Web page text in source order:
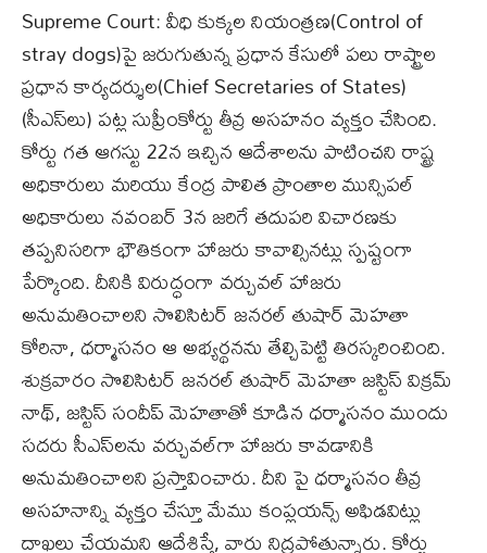
Supreme Court: వీధి కుక్కల నియంత్రణ(Control of
stray dogs)పై జరుగుతున్న ప్రధాన కేసులో పలు రాష్ట్రాల
ప్రధాన కార్యదర్శుల(Chief Secretaries of States)
(సీఎస్‌లు) పట్ల సుప్రీంకోర్టు తీవ్ర అసహనం వ్యక్తం చేసింది.
కోర్టు గత ఆగస్టు 22న ఇచ్చిన ఆదేశాలను పాటించని రాష్ట్ర
అధికారులు మరియు కేంద్ర పాలిత ప్రాంతాల మున్సిపల్
అధికారులు నవంబర్ 3న జరిగే తదుపరి విచారణకు
తప్పనిసరిగా భౌతికంగా హాజరు కావాల్సినట్లు స్పష్టంగా
పేర్కొంది. దీనికి విరుద్ధంగా వర్చువల్ హాజరు
అనుమతించాలని సొలిసిటర్ జనరల్ తుషార్ మెహతా
కోరినా, ధర్మాసనం ఆ అభ్యర్థనను తేల్చిపెట్టి తిరస్కరించింది.
శుక్రవారం సొలిసిటర్ జనరల్ తుషార్ మెహతా జస్టిస్ విక్రమ్
నాథ్, జస్టిస్ సందీప్ మెహతాతో కూడిన ధర్మాసనం ముందు
సదరు సీఎస్‌లను వర్చువల్‌గా హాజరు కావడానికి
అనుమతించాలని ప్రస్తావించారు. దీని పై ధర్మాసనం తీవ్ర
అసహనాన్ని వ్యక్తం చేస్తూ మేము కంప్లయన్స్ అఫిడవిట్లు
దాఖలు చేయమని ఆదేశిస్తే, వారు నిద్రపోతున్నారు. కోర్టు